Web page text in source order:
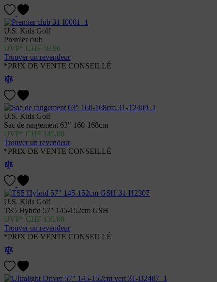
U.S. Kids Golf
Premier club
CHF 59.90
Trouver un revendeur
*PRIX DE VENTE CONSEILLÉ
U.S. Kids Golf
Sac de rangement 63" 160-168cm
CHF 145.00
Trouver un revendeur
*PRIX DE VENTE CONSEILLÉ
U.S. Kids Golf
TS5 Hybrid 57" 145-152cm GSH
CHF 135.00
Trouver un revendeur
*PRIX DE VENTE CONSEILLÉ